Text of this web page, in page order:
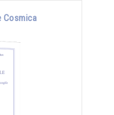
Cosmica